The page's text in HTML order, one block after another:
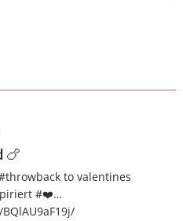
🍗
to valentines
#❤️…